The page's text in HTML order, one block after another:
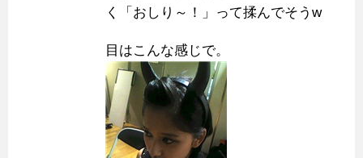
く「おしり～！」って揉んでそうw
目はこんな感じで。